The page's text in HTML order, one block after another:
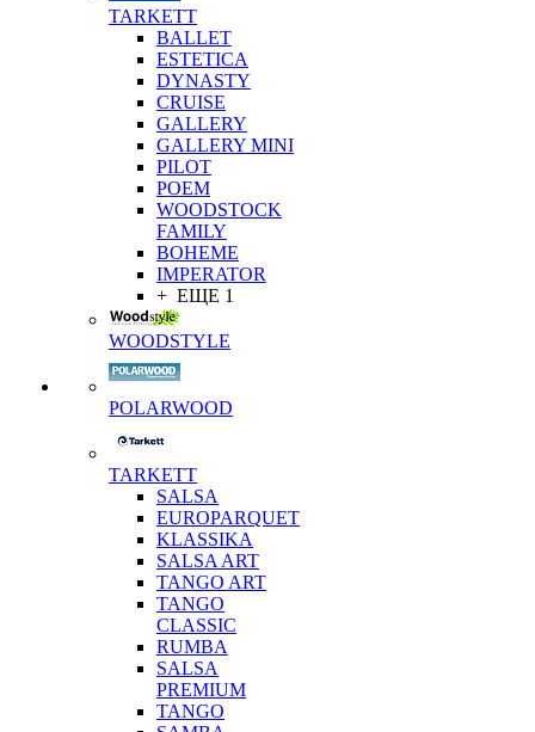
TARKETT
BALLET
ESTETICA
DYNASTY
CRUISE
GALLERY
GALLERY MINI
PILOT
POEM
WOODSTOCK
FAMILY
BOHEME
IMPERATOR
+ ЕЩЕ 1
WOODSTYLE
POLARWOOD
TARKETT
SALSA
EUROPARQUET
KLASSIKA
SALSA ART
TANGO ART
TANGO
CLASSIC
RUMBA
SALSA
PREMIUM
TANGO